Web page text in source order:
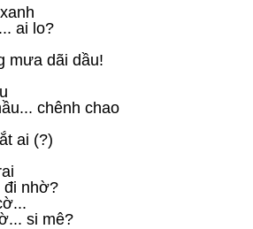
ai lo?
mưa dãi dầu!
chênh chao
ai (?)
đi nhờ?
si mê?